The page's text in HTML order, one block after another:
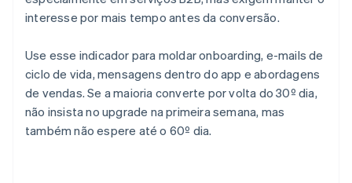
interesse por mais tempo antes da conversão.
Use esse indicador para moldar onboarding, e-mails de
ciclo de vida, mensagens dentro do app e abordagens
de vendas. Se a maioria converte por volta do 30º dia,
não insista no upgrade na primeira semana, mas
também não espere até o 60º dia.